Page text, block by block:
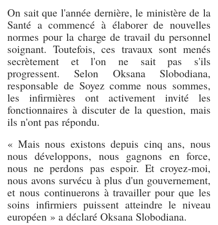
On sait que l'année dernière, le ministère de la
Santé a commencé à élaborer de nouvelles
normes pour la charge de travail du personnel
soignant. Toutefois, ces travaux sont menés
secrètement et l'on ne sait pas s'ils
progressent. Selon Oksana Slobodiana,
responsable de Soyez comme nous sommes,
les infirmières ont activement invité les
fonctionnaires à discuter de la question, mais
ils n'ont pas répondu.
« Mais nous existons depuis cinq ans, nous
nous développons, nous gagnons en force,
nous ne perdons pas espoir. Et croyez-moi,
nous avons survécu à plus d'un gouvernement,
et nous continuerons à travailler pour que les
soins infirmiers puissent atteindre le niveau
européen » a déclaré Oksana Slobodiana.